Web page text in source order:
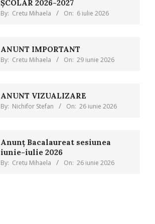
ȘCOLAR 2026-2027
By: Cretu Mihaela On: 6 iulie 2026
ANUNT IMPORTANT
By: Cretu Mihaela On: 29 iunie 2026
ANUNT VIZUALIZARE
By: Nichifor Stefan On: 26 iunie 2026
Anunț Bacalaureat sesiunea
iunie-iulie 2026
By: Cretu Mihaela On: 26 iunie 2026